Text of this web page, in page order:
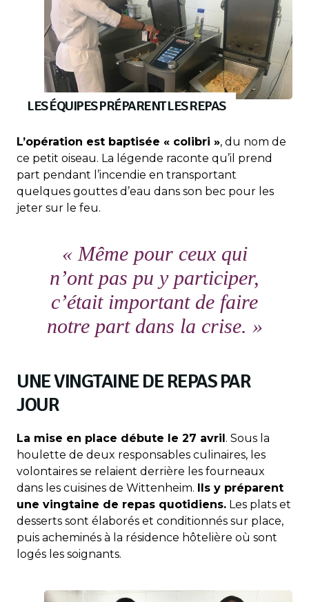
LES ÉQUIPES PRÉPARENT LES REPAS
L’opération est baptisée « colibri », du nom de
ce petit oiseau. La légende raconte qu’il prend
part pendant l’incendie en transportant
quelques gouttes d’eau dans son bec pour les
jeter sur le feu.
« Même pour ceux qui
n’ont pas pu y participer,
c’était important de faire
notre part dans la crise. »
UNE VINGTAINE DE REPAS PAR
JOUR
La mise en place débute le 27 avril. Sous la
houlette de deux responsables culinaires, les
volontaires se relaient derrière les fourneaux
dans les cuisines de Wittenheim. Ils y préparent
une vingtaine de repas quotidiens. Les plats et
desserts sont élaborés et conditionnés sur place,
puis acheminés à la résidence hôtelière où sont
logés les soignants.